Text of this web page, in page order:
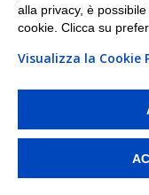
PI/CF/N°Iscr.:
ritirare i tuoi
alla privacy, è
cookie. Clicca su
Visualizza la Cookie